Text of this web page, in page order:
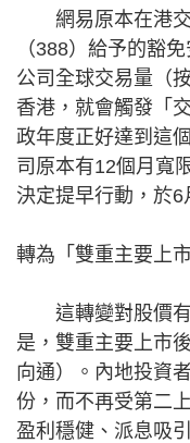
網易原本在港交
（388）給予的豁
公司全球交易量（
香港，就會觸發「
政年度正好達到這
司原本有12個月寬
決定提早行動，於6
轉為「雙重主要上市
這轉變對股價有
是，雙重主要上市
向通）。內地投資
份，而不再受第二
盈利穩健、派息吸